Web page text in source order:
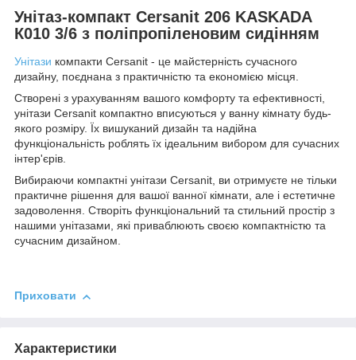
Унітаз-компакт Cersanit 206 KASKADA
К010 3/6 з поліпропіленовим сидінням
Унітази компакти Cersanit - це майстерність сучасного
дизайну, поєднана з практичністю та економією місця.
Створені з урахуванням вашого комфорту та ефективності,
унітази Cersanit компактно вписуються у ванну кімнату будь-
якого розміру. Їх вишуканий дизайн та надійна
функціональність роблять їх ідеальним вибором для сучасних
інтер'єрів.
Вибираючи компактні унітази Cersanit, ви отримуєте не тільки
практичне рішення для вашої ванної кімнати, але і естетичне
задоволення. Створіть функціональний та стильний простір з
нашими унітазами, які приваблюють своєю компактністю та
сучасним дизайном.
Приховати
Характеристики